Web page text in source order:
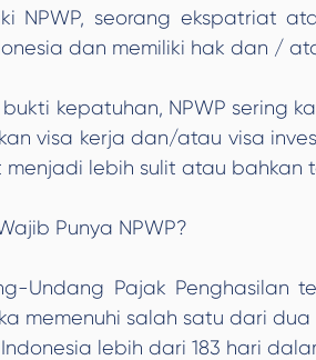
NPWP, seorang ekspatriat
dan memiliki hak dan /
kepatuhan, NPWP sering
visa kerja dan/atau visa
lebih sulit atau bahkan
Punya NPWP?
Undang Pajak Penghasilan
memenuhi salah satu dari
lebih dari 183 hari